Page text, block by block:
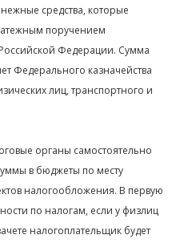
средства, которые
поручением
Федерации. Сумма
Федерального казначейства
лиц, транспортного и
органы самостоятельно
в бюджеты по месту
налогообложения. В первую
по налогам, если у физлиц
налогоплательщик будет